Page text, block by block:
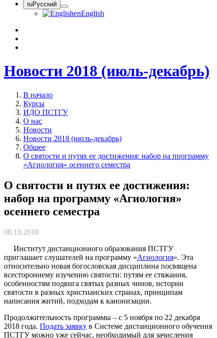
ruРусский
enEnglish
Новости 2018 (июль-декабрь)
В начало
Курсы
ИДО ПСТГУ
О нас
Новости
Новости 2018 (июль-декабрь)
Общее
О святости и путях ее достижения: набор на программу
«Агиология» осеннего семестра
О святости и путях ее достижения:
набор на программу «Агиология»
осеннего семестра
08.10.2018
Институт дистанционного образования ПСТГУ
приглашает слушателей на программу «Агиология». Эта
относительно новая богословская дисциплина посвящена
всестороннему изучению святости: путям ее стяжания,
особенностям подвига святых разных чинов, истории
святости в разных христианских странах, принципам
написания житий, подходам к канонизации.
Продолжительность программы – с 5 ноября по 22 декабря
2018 года. Подать заявку в Системе дистанционного обучения
ПСТГУ можно уже сейчас, необходимый для зачисления